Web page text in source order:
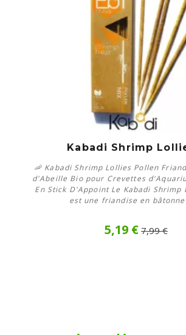
Kabadi Shrimp
🦐 Kabadi Shrimp Lollies Pollen
d'Abeille Bio pour Crevettes
En Stick D'Appoint Le Kabadi Shrimp
est une friandise en
5,19 € 7,99 €